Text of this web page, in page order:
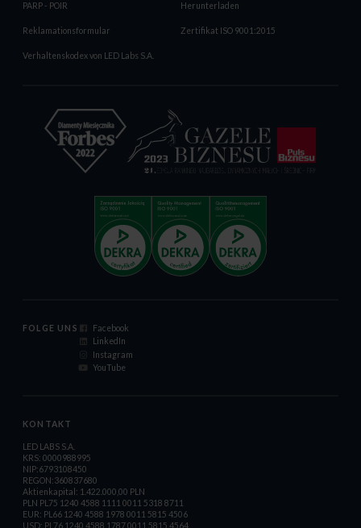
PARP - POIR Herunterladen
Reklamationsformular Zertifikat ISO 9001:2015
Verhaltenskodex von LED Labs S.A.
FOLGE UNS
Facebook
LinkedIn
Instagram
YouTube
KONTAKT
LED LABS S.A.
KRS: 0000988995
NIP:6793108450
REGON:360837680
Aktienkapital: 1.422.000,00 PLN
PLN PL75 1240 4588 1111 0011 5318 8711
EUR: PL66 1240 4588 1978 0011 5815 4506
USD: PL76 1240 4588 1787 0011 5815 4564